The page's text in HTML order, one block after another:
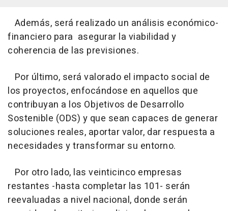
Además, será realizado un análisis económico-
financiero para asegurar la viabilidad y
coherencia de las previsiones.
Por último, será valorado el impacto social de
los proyectos, enfocándose en aquellos que
contribuyan a los Objetivos de Desarrollo
Sostenible (ODS) y que sean capaces de generar
soluciones reales, aportar valor, dar respuesta a
necesidades y transformar su entorno.
Por otro lado, las veinticinco empresas
restantes -hasta completar las 101- serán
reevaluadas a nivel nacional, donde serán